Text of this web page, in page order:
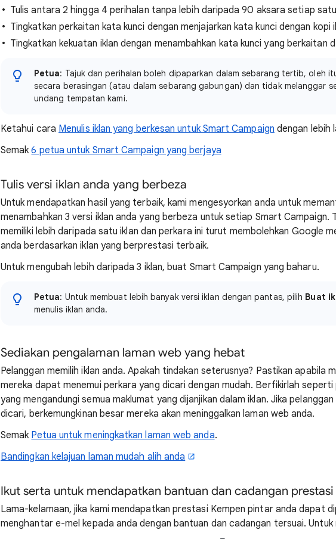
Tulis antara 2 hingga 4 perihalan tanpa lebih daripada 90 aksara setiap
Tingkatkan perkaitan kata kunci dengan menjajarkan kata kunci dengan kopi
Tingkatkan kekuatan iklan dengan menambahkan kata kunci yang berkaitan
Petua: Tajuk dan perihalan boleh dipaparkan dalam sebarang tertib, oleh
secara berasingan (atau dalam sebarang gabungan) dan tidak melanggar
undang tempatan kami.
Ketahui cara Menulis iklan yang berkesan untuk Smart Campaign dengan lebih
Semak6 petua untuk Smart Campaign yang berjaya
Tulis versi iklan anda yang berbeza
Untuk mendapatkan hasil yang terbaik, kami mengesyorkan anda untuk
menambahkan 3 versi iklan anda yang berbeza untuk setiap Smart
memiliki lebih daripada satu iklan dan perkara ini turut membolehkan Google
anda berdasarkan iklan yang berprestasi terbaik.
Untuk mengubah lebih daripada 3 iklan, buat Smart Campaign yang baharu.
Petua: Untuk membuat lebih banyak versi iklan dengan pantas, pilih Buat
menulis iklan anda.
Sediakan pengalaman laman web yang hebat
Pelanggan memilih iklan anda. Apakah tindakan seterusnya? Pastikan apabila
mereka dapat menemui perkara yang dicari dengan mudah. Berfikirlah seperti
yang mengandungi semua maklumat yang dijanjikan dalam iklan. Jika
dicari, berkemungkinan besar mereka akan meninggalkan laman web anda.
Semak Petua untuk meningkatkan laman web anda.
Bandingkan kelajuan laman mudah alih anda
Ikut serta untuk mendapatkan bantuan dan cadangan
Lama-kelamaan, jika kami mendapatkan prestasi Kempen pintar anda dapat
menghantar e-mel kepada anda dengan bantuan dan cadangan tersuai. Untuk